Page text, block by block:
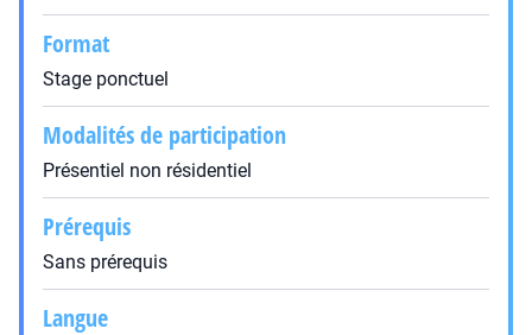
Format
Stage ponctuel
Modalités de participation
Présentiel non résidentiel
Prérequis
Sans prérequis
Langue